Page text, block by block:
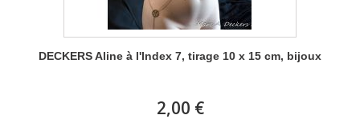
DECKERS Aline à l'Index 7, tirage 10 x 15 cm, bijoux
2,00 €